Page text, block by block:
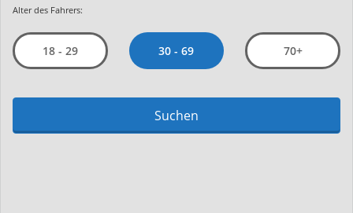
Alter des Fahrers:
18 - 29 30 - 69 70+
Suchen